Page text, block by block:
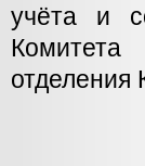
учёта и
Комитета